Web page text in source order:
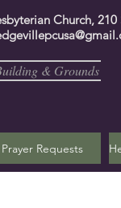
Church,
& Grounds
Prayer Requests